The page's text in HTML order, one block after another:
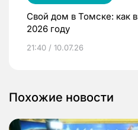
Свой дом в Томске: как
2026 году
21:40 / 10.07.26
Похожие новости